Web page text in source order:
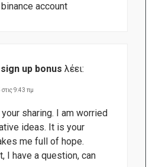
binance account
up bonus λέει:
9:43 πμ
sharing. I am worried
ideas. It is your
me full of hope.
I have a question, can